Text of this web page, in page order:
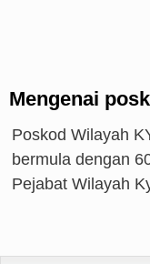
Mengenai
Poskod Wilayah
bermula dengan
Pejabat Wilayah